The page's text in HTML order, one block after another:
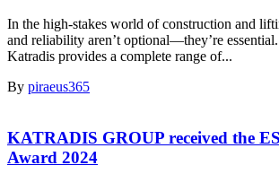
In the high-stakes world of construction and
and reliability aren’t optional—they’re
Katradis provides a complete range of...
By piraeus365
KATRADIS GROUP received the
Award 2024